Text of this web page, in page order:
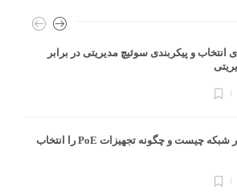
انتخاب و پیکربندی سوئیچ مدیریتی در برابر
PSE در شبکه چیست و چگونه تجهیزات PoE را انتخاب